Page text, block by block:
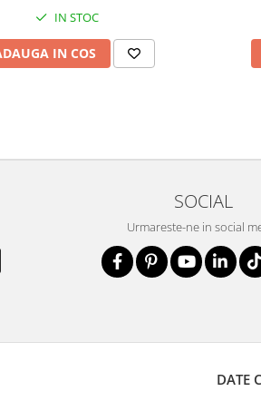
IN STOC
IN COS
SOCIAL
Urmareste-ne in social
DATE